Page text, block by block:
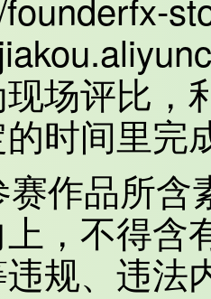
场评比，
时间里完
赛作品所
，不得含
规、违法